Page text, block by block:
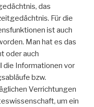
das
Für die
ist auch
Man hat es das
oder auch
die Informationen vor
bzw.
Verrichtungen
um ein